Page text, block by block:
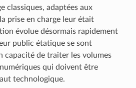
classiques, adaptées aux
prise en charge leur était
évolue désormais rapidement
public étatique se sont
capacité de traiter les volumes
qui doivent être
technologique.